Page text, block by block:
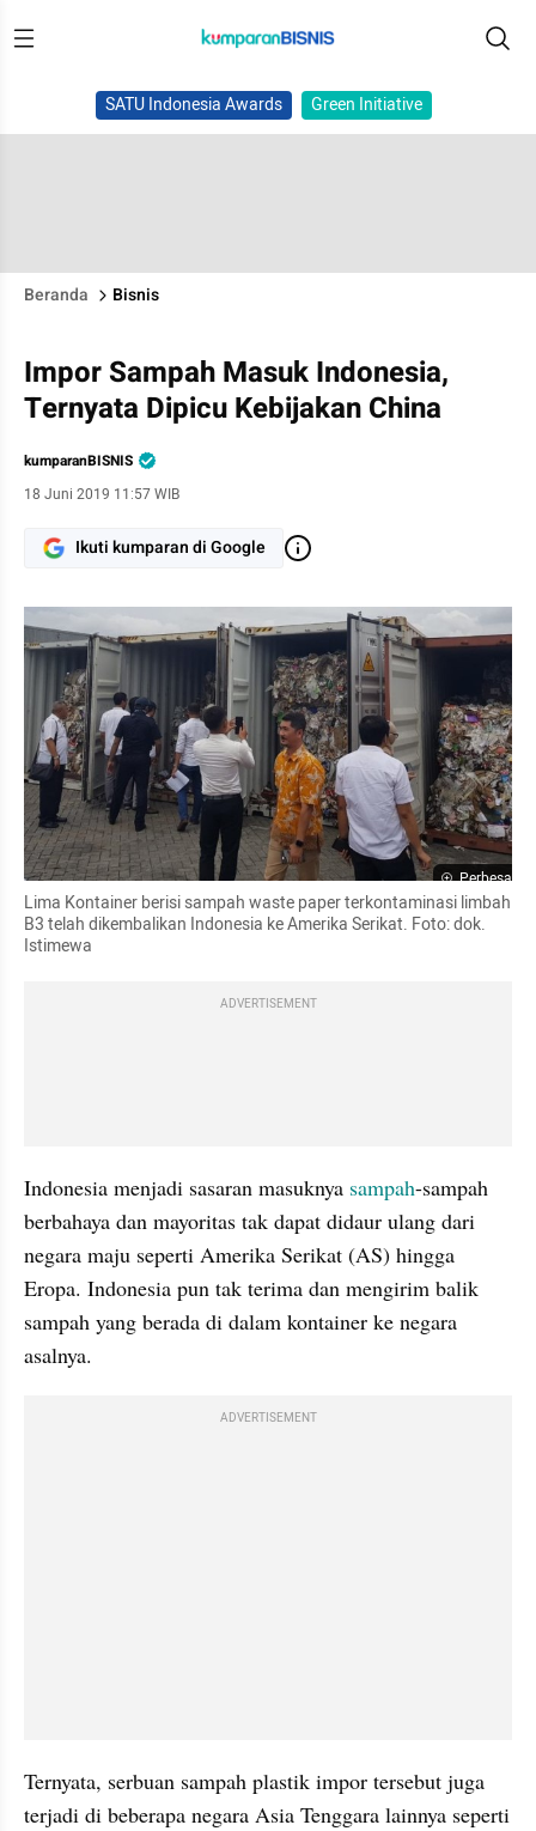
SATU Indonesia Awards Green Initiative
Beranda Bisnis
Impor Sampah Masuk Indonesia,
Ternyata Dipicu Kebijakan China
kumparanBISNIS
18 Juni 2019 11:57 WIB
Ikuti kumparan di Google
Perbesar
Lima Kontainer berisi sampah waste paper terkontaminasi limbah
B3 telah dikembalikan Indonesia ke Amerika Serikat. Foto: dok.
Istimewa
ADVERTISEMENT
Indonesia menjadi sasaran masuknya sampah-sampah
berbahaya dan mayoritas tak dapat didaur ulang dari
negara maju seperti Amerika Serikat (AS) hingga
Eropa. Indonesia pun tak terima dan mengirim balik
sampah yang berada di dalam kontainer ke negara
asalnya.
ADVERTISEMENT
Ternyata, serbuan sampah plastik impor tersebut juga
terjadi di beberapa negara Asia Tenggara lainnya seperti